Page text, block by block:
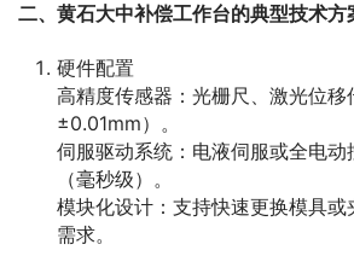
二、黄石大中补偿工作台的典型技术方
硬件配置
高精度传感器：光栅尺、激光位移
±0.01mm）。
伺服驱动系统：电液伺服或全电
（毫秒级）。
模块化设计：支持快速更换模具
需求。